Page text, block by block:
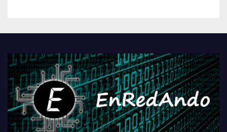
PlayStationeko bideojoko